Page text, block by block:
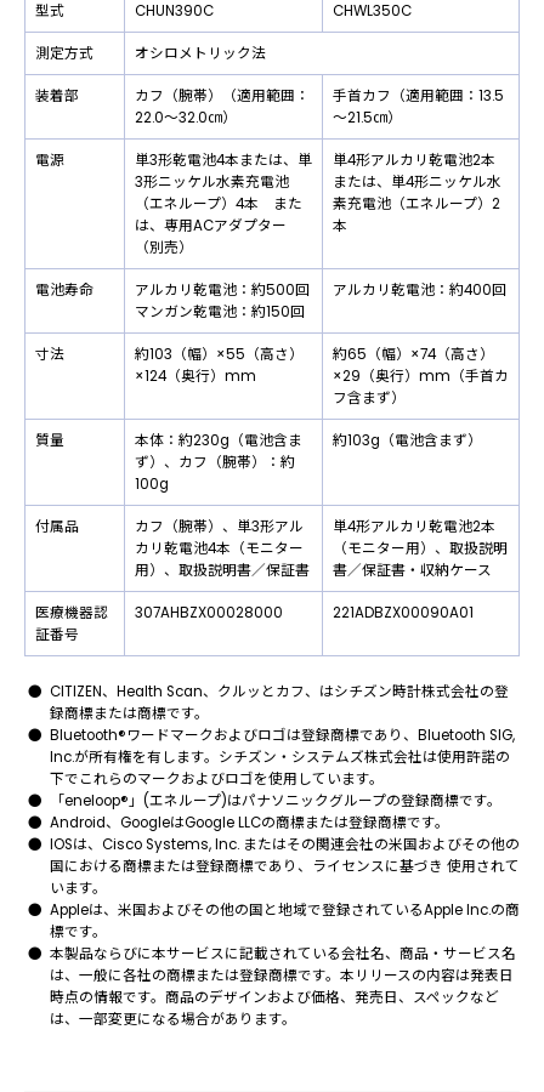
型式 CHUN390C CHWL350C
測定方式 オシロメトリック法
装着部
カフ（腕帯）（適用範囲：
22.0～32.0㎝）
手首カフ（適用範囲：13.5
～21.5㎝）
電源
単3形乾電池4本または、単
3形ニッケル水素充電池
（エネループ）4本 また
は、専用ACアダプター
（別売）
単4形アルカリ乾電池2本
または、単4形ニッケル水
素充電池（エネループ）2
本
電池寿命
アルカリ乾電池：約500回
マンガン乾電池：約150回
アルカリ乾電池：約400回
寸法
約103（幅）×55（高さ）
×124（奥行）mm
約65（幅）×74（高さ）
×29（奥行）mm（手首カ
フ含まず）
質量
本体：約230g（電池含ま
ず）、カフ（腕帯）：約
100g
約103g（電池含まず）
付属品
カフ（腕帯）、単3形アル
カリ乾電池4本（モニター
用）、取扱説明書／保証書
単4形アルカリ乾電池2本
（モニター用）、取扱説明
書／保証書・収納ケース
医療機器認
証番号
307AHBZX00028000 221ADBZX00090A01
CITIZEN、Health Scan、クルッとカフ、はシチズン時計株式会社の登
録商標または商標です。
Bluetooth®ワードマークおよびロゴは登録商標であり、Bluetooth SIG,
Inc.が所有権を有します。シチズン・システムズ株式会社は使用許諾の
下でこれらのマークおよびロゴを使用しています。
「eneloop®」(エネループ)はパナソニックグループの登録商標です。
Android、GoogleはGoogle LLCの商標または登録商標です。
IOSは、Cisco Systems, Inc. またはその関連会社の米国およびその他の
国における商標または登録商標であり、ライセンスに基づき 使用されて
います。
Appleは、米国およびその他の国と地域で登録されているApple Inc.の商
標です。
本製品ならびに本サービスに記載されている会社名、商品・サービス名
は、一般に各社の商標または登録商標です。本リリースの内容は発表日
時点の情報です。商品のデザインおよび価格、発売日、スペックなど
は、一部変更になる場合があります。